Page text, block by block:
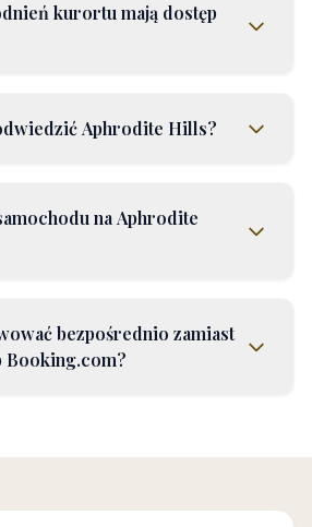
kurortu mają dostęp
Aphrodite Hills?
na Aphrodite
bezpośrednio zamiast
Booking.com?